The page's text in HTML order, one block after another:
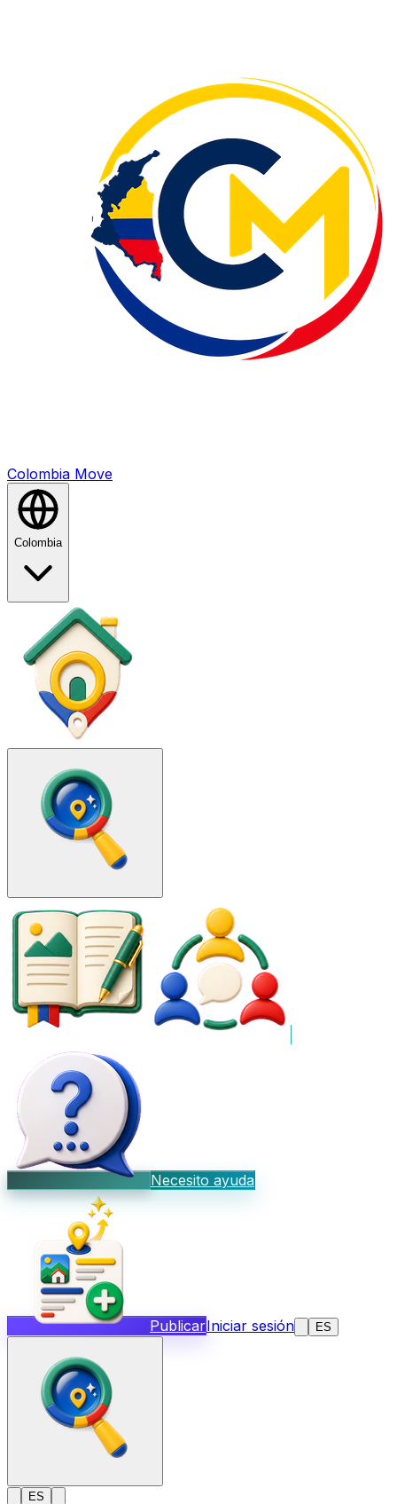
Colombia Move
Colombia
Necesito ayuda
PublicarIniciar sesión ES
ES